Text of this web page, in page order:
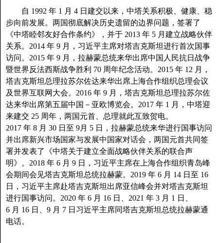
自 1992 年 1 月 4 日建交以来，中塔关系积极、健康、稳
步向前发展。两国彻底解决历史遗留的边界问题，签署了
《中塔睦邻友好合作条约》，并于 2013 年 5 月建立战略伙伴
关系。2014 年 9 月，习近平主席对塔吉克斯坦进行首次国事
访问。2015 年 9 月，拉赫蒙总统来华出席中国人民抗日战争
暨世界反法西斯战争胜利 70 周年纪念活动。2015 年 12 月，
塔吉克斯坦总理拉苏尔佐达来华出席上海合作组织总理会议
及世界互联网大会。2016 年 9 月，塔吉克斯坦总理拉苏尔佐
达来华出席第五届中国－亚欧博览会。2017 年 1 月，中塔迎
来建交 25 周年，两国元首、总理就此互致贺电。
2017 年 8 月 30 日至 9月 5 日，拉赫蒙总统来华进行国事访问
并出席新兴市场国家与发展中国家对话会，两国元首共同签
署并发表了《中塔关于建立全面战略伙伴关系的联合声
明》。2018 年 6 月 9 日，习近平主席在上海合作组织青岛峰
会期间会见塔吉克斯坦总统拉赫蒙。2019 年 6 月 14 日至 16
日，习近平主席赴塔吉克斯坦出席亚信峰会并对塔吉克斯坦
进行国事访问。2020 年 6 月 16 日、2021 年 3 月 1 日、
6 月 16 日、9 月 7 日习近平主席同塔吉克斯坦总统拉赫蒙通
电话。